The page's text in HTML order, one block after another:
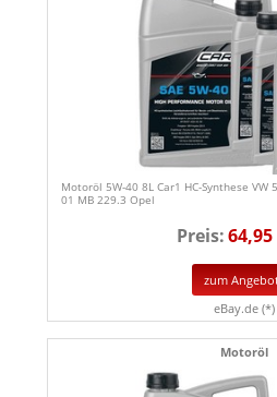
Motoröl 5W-40 8L Car1 HC-Synthese VW
01 MB 229.3 Opel
Preis:64,95
zum
eBay.de (*)
Motoröl